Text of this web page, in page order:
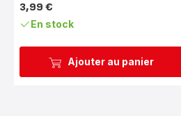
Ajouter au panier
Prix
3,99 €
En stock